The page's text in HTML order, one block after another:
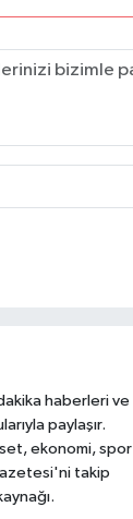
haberleri ve
paylaşır.
ekonomi, spor
takip